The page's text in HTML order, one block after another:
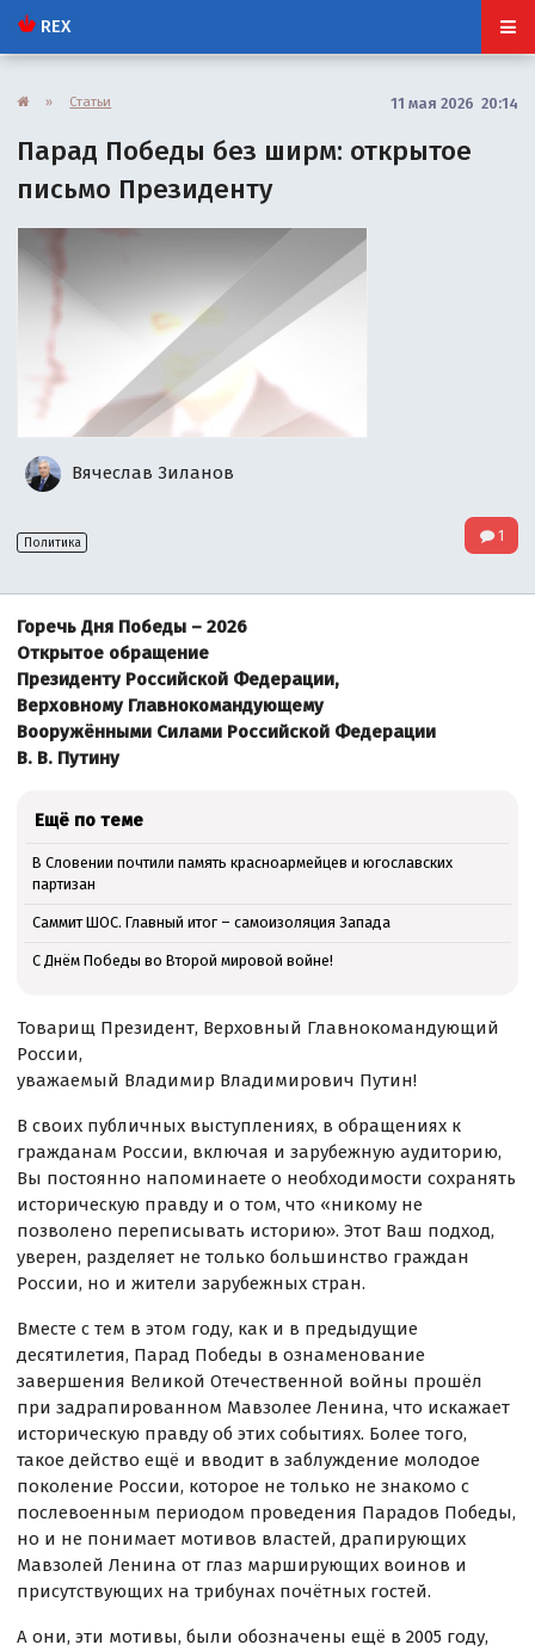
REX
» Статьи 11 мая 2026 20:14
Парад Победы без ширм: открытое
письмо Президенту
Вячеслав Зиланов
Политика 1
Горечь Дня Победы – 2026
Открытое обращение
Президенту Российской Федерации,
Верховному Главнокомандующему
Вооружёнными Силами Российской Федерации
В. В. Путину
Ещё по теме
В Словении почтили память красноармейцев и югославских
партизан
Саммит ШОС. Главный итог – самоизоляция Запада
С Днём Победы во Второй мировой войне!
Товарищ Президент, Верховный Главнокомандующий
России,
уважаемый Владимир Владимирович Путин!
В своих публичных выступлениях, в обращениях к
гражданам России, включая и зарубежную аудиторию,
Вы постоянно напоминаете о необходимости сохранять
историческую правду и о том, что «никому не
позволено переписывать историю». Этот Ваш подход,
уверен, разделяет не только большинство граждан
России, но и жители зарубежных стран.
Вместе с тем в этом году, как и в предыдущие
десятилетия, Парад Победы в ознаменование
завершения Великой Отечественной войны прошёл
при задрапированном Мавзолее Ленина, что искажает
историческую правду об этих событиях. Более того,
такое действо ещё и вводит в заблуждение молодое
поколение России, которое не только не знакомо с
послевоенным периодом проведения Парадов Победы,
но и не понимает мотивов властей, драпирующих
Мавзолей Ленина от глаз марширующих воинов и
присутствующих на трибунах почётных гостей.
А они, эти мотивы, были обозначены ещё в 2005 году,